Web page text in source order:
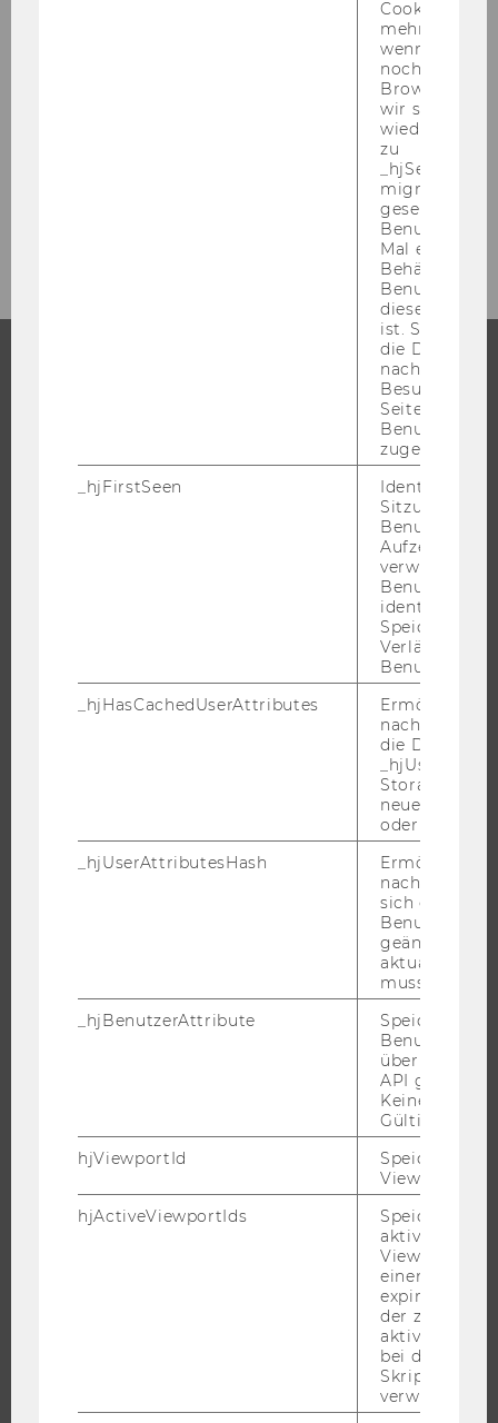
Mitteilungsblatt vom 12. September 2007,
Mitteilungsblatt vom 19. September 2007,
Mitteilungsblatt vom 26. September 2007,
BACHELOR
INTERNATIONALE UND INCOMING EXCHANGE STUDIERENDE
ANGEBOTE FÜR SCHULEN UND STUDIENINTERESSIERTE
FORSCHUNGSPORTAL
FORSCHUNGSINFRASTRUKTUR
ÜBER DIE WU
WIRTSCHAFT UND GESELLSCHAFT
Cookie, das
mehr setzen,
wenn ein
noch in
Browser hat,
wir seinen
zu
migrieren.
gesetzt,
Benutzer
Mal eine
Behält die
Benutzer-ID
diese Seite
ist. Stellt
die Daten von
Besuchen
Seite
Benutzer-ID
zugeordnet
_hjFirstSeen
Identifiziert
Sitzung eines
Benutzers.
verwendet,
identifizieren.
Verlängert
_hjHasCachedUserAttributes
Ermöglicht
die Daten in
Storage auf
neuesten
oder nicht.
_hjUserAttributesHash
Ermöglicht
sich ein
geändert hat
aktualisiert
muss.
_hjBenutzerAttribute
Speichert
über die
API gesendet
Keine
hjViewportId
Speichert
Viewport-
hjActiveViewportIds
Speichert die
aktiven
Viewports.
einen
der zur
aktiver
bei der
verwendet